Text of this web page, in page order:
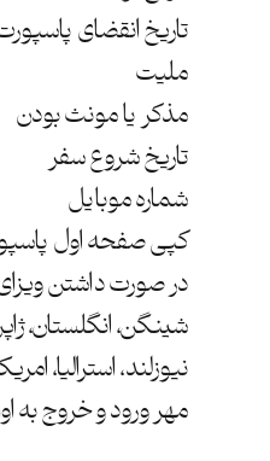
تاریخ انقضای
ملیت
مذکر یا مونث بودن
تاریخ شروع سفر
شماره موبایل
کپی صفحه اول
در صورت داشتن
شینگن، انگلستان،
نیوزلند، استرالیا،
مهر ورود و خروج به